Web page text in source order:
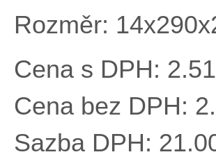
Rozměr:
Cena s DPH:
Cena bez DPH:
Sazba DPH: